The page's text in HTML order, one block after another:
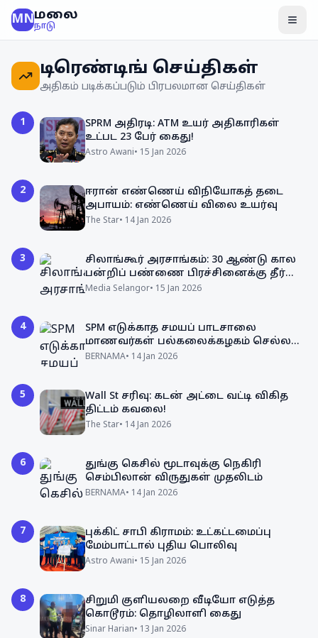
MNமலை
நாடு
டிரெண்டிங் செய்திகள்
அதிகம் படிக்கப்படும் பிரபலமான செய்திகள்
1
SPRM அதிரடி: ATM உயர் அதிகாரிகள்
உட்பட 23 பேர் கைது!
Astro Awani• 15 Jan 2026
2
ஈரான் எண்ணெய் விநியோகத் தடை
அபாயம்: எண்ணெய் விலை உயர்வு
The Star• 14 Jan 2026
3
சிலாங்கூர் அரசாங்கம்: 30 ஆண்டு கால
பன்றிப் பண்ணை பிரச்சினைக்கு தீர்வு
காணும் முயற்சி
Media Selangor• 15 Jan 2026
4
SPM எடுக்காத சமயப் பாடசாலை
மாணவர்கள் பல்கலைக்கழகம் செல்ல
வாய்ப்புக் குறைவா?
BERNAMA• 14 Jan 2026
5
Wall St சரிவு: கடன் அட்டை வட்டி விகித
திட்டம் கவலை!
The Star• 14 Jan 2026
6
துங்கு கெசில் மூடாவுக்கு நெகிரி
செம்பிலான் விருதுகள் முதலிடம்
BERNAMA• 14 Jan 2026
7
புக்கிட் சாபி கிராமம்: உட்கட்டமைப்பு
மேம்பாட்டால் புதிய பொலிவு
Astro Awani• 15 Jan 2026
8
சிறுமி குளியலறை வீடியோ எடுத்த
கொடூரம்: தொழிலாளி கைது
Sinar Harian• 13 Jan 2026